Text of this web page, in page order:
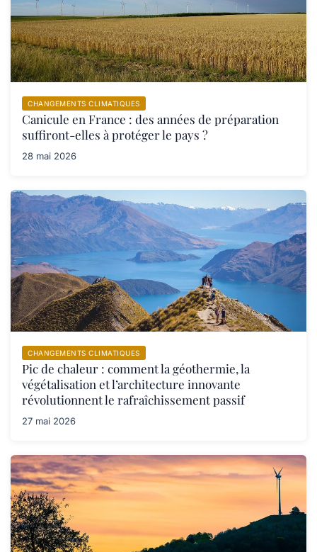
CHANGEMENTS CLIMATIQUES
Canicule en France : des années de préparation
suffiront-elles à protéger le pays ?
28 mai 2026
CHANGEMENTS CLIMATIQUES
Pic de chaleur : comment la géothermie, la
végétalisation et l’architecture innovante
révolutionnent le rafraîchissement passif
27 mai 2026